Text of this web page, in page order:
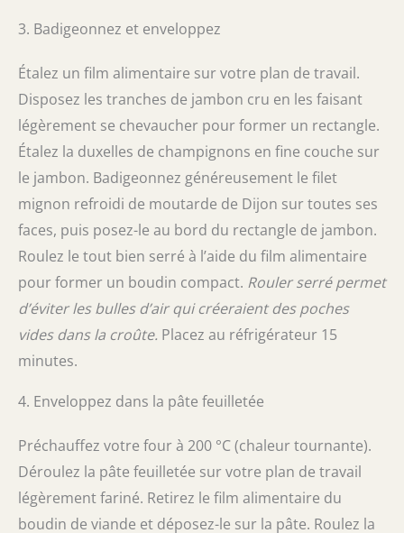
3. Badigeonnez et enveloppez
Étalez un film alimentaire sur votre plan de travail.
Disposez les tranches de jambon cru en les faisant
légèrement se chevaucher pour former un rectangle.
Étalez la duxelles de champignons en fine couche sur
le jambon. Badigeonnez généreusement le filet
mignon refroidi de moutarde de Dijon sur toutes ses
faces, puis posez-le au bord du rectangle de jambon.
Roulez le tout bien serré à l’aide du film alimentaire
pour former un boudin compact. Rouler serré permet
d’éviter les bulles d’air qui créeraient des poches
vides dans la croûte. Placez au réfrigérateur 15
minutes.
4. Enveloppez dans la pâte feuilletée
Préchauffez votre four à 200 °C (chaleur tournante).
Déroulez la pâte feuilletée sur votre plan de travail
légèrement fariné. Retirez le film alimentaire du
boudin de viande et déposez-le sur la pâte. Roulez la